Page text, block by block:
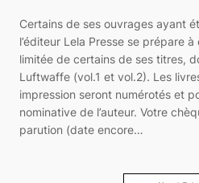
Certains de ses ouvrages ayant
l’éditeur Lela Presse se prépare
limitée de certains de ses titres,
Luftwaffe (vol.1 et vol.2). Les
impression seront numérotés et
nominative de l’auteur. Votre
parution (date encore…